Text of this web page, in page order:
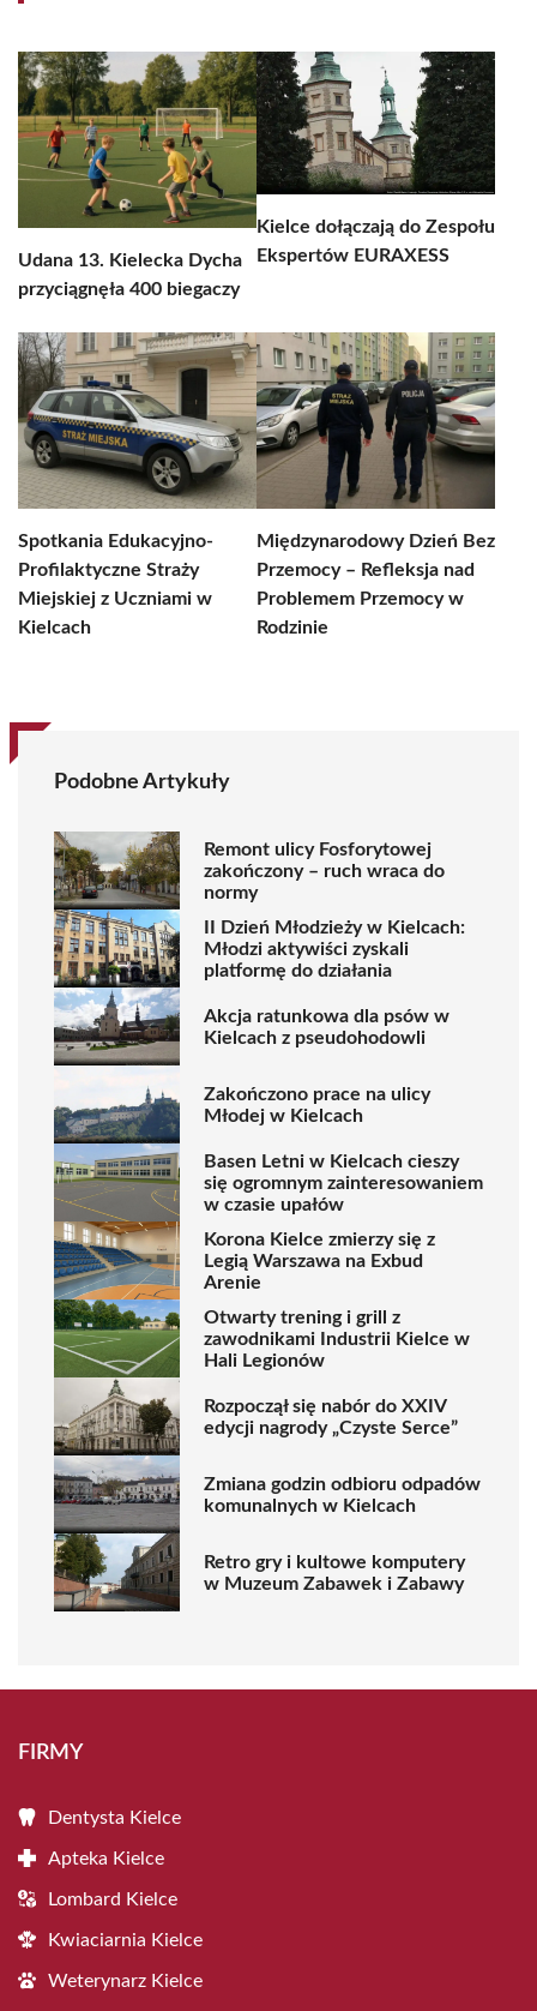
Udana 13. Kielecka Dycha
przyciągnęła 400 biegaczy
Kielce dołączają do Zespołu
Ekspertów EURAXESS
Spotkania Edukacyjno-
Profilaktyczne Straży
Miejskiej z Uczniami w
Kielcach
Międzynarodowy Dzień Bez
Przemocy – Refleksja nad
Problemem Przemocy w
Rodzinie
Podobne Artykuły
Remont ulicy Fosforytowej
zakończony – ruch wraca do
normy
II Dzień Młodzieży w Kielcach:
Młodzi aktywiści zyskali
platformę do działania
Akcja ratunkowa dla psów w
Kielcach z pseudohodowli
Zakończono prace na ulicy
Młodej w Kielcach
Basen Letni w Kielcach cieszy
się ogromnym zainteresowaniem
w czasie upałów
Korona Kielce zmierzy się z
Legią Warszawa na Exbud
Arenie
Otwarty trening i grill z
zawodnikami Industrii Kielce w
Hali Legionów
Rozpoczął się nabór do XXIV
edycji nagrody „Czyste Serce”
Zmiana godzin odbioru odpadów
komunalnych w Kielcach
Retro gry i kultowe komputery
w Muzeum Zabawek i Zabawy
FIRMY
Dentysta Kielce
Apteka Kielce
Lombard Kielce
Kwiaciarnia Kielce
Weterynarz Kielce